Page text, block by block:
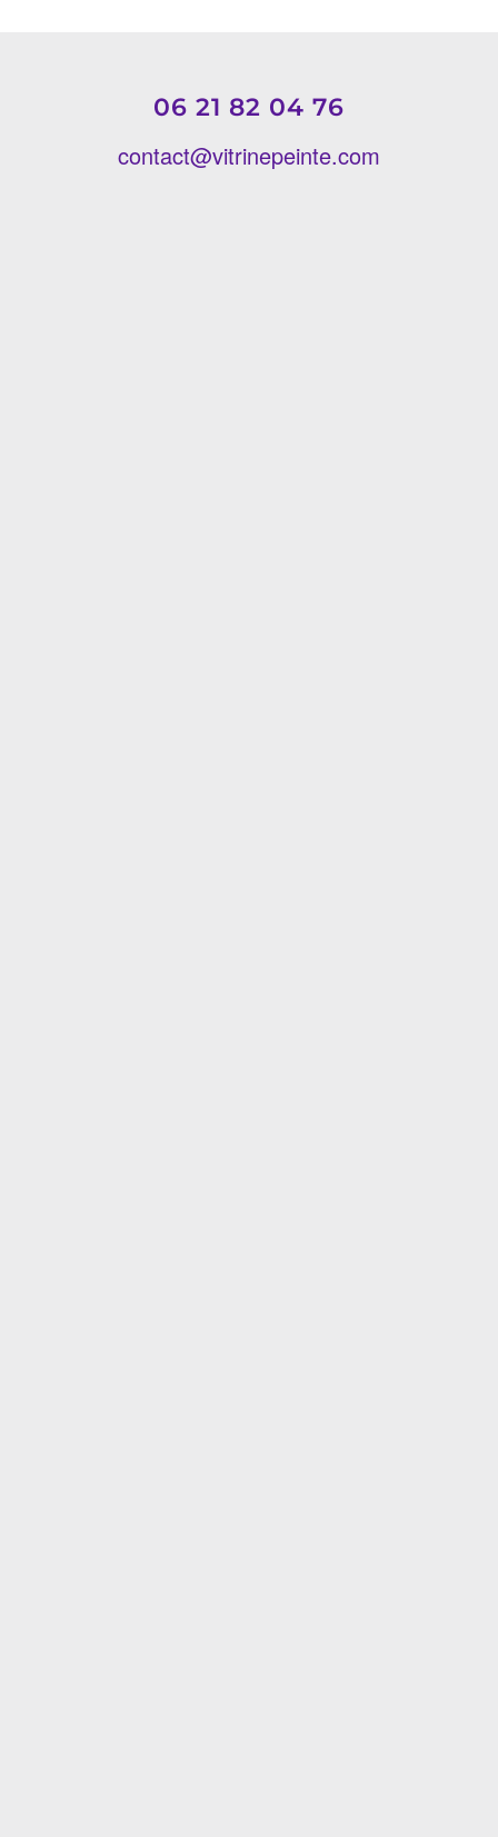
06 21 82 04 76
contact@vitrinepeinte.com